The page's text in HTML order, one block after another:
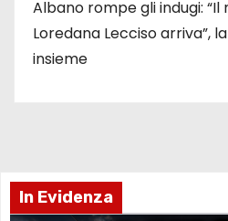
Albano rompe gli indugi:
Loredana Lecciso arriva”,
insieme
In Evidenza